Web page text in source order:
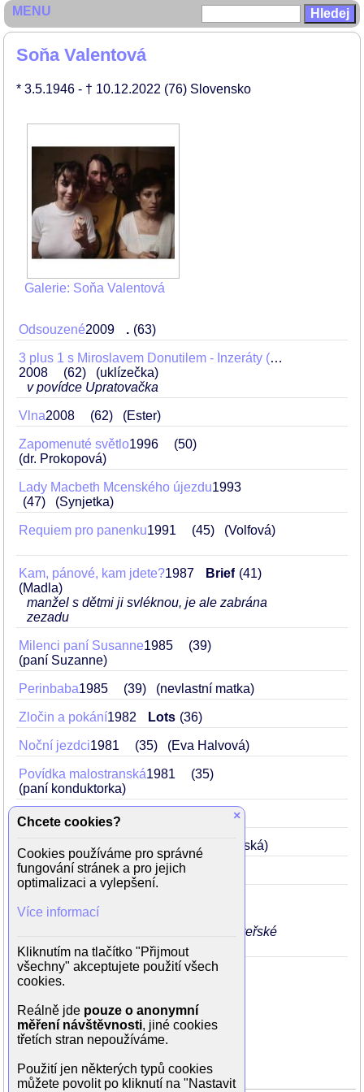
Soňa Valentová
* 3.5.1946 - † 10.12.2022 (76) Slovensko
Galerie: Soňa Valentová
Odsouzené2009 . 63
3 plus 1 s Miroslavem Donutilem - Inzeráty (Dvě plus jeden, Upratovačka, Kořeny)
2008
62
(uklízečka)
v povídce Upratovačka
Vlna2008 62 (Ester)
Zapomenuté světlo1996
50
(dr. Prokopová)
Lady Macbeth Mcenského újezdu1993
47
(Synjetka)
Requiem pro panenku1991 45 (Volfová)
Kam, pánové, kam jdete?1987 Brief 41
(Madla)
manžel s dětmi ji svléknou, je ale zabrána
zezadu
Milenci paní Susanne1985
39
(paní Suzanne)
Perinbaba1985 39 (nevlastní matka)
Zločin a pokání1982 Lots 36
Noční jezdci1981 35 (Eva Halvová)
Povídka malostranská1981
35
(paní konduktorka)
Nebezpečné známosti
Paleta lásky 1976 30 (Slavínská)
Zlozor1971 25 (Zuzka)
(Zuzana Voglicková)
Inkvizitor hledá ďáblovo znamení (mateřské
znaménko) na jejím nahém těle
Rodinné vztahy
dcera Katarina Hasprová
dcera Natália Hasprová
MENU
×
Chcete cookies?
Cookies používáme pro správné
fungování stránek a pro jejich
optimalizaci a vylepšení.
Více informací
Kliknutím na tlačítko "Přijmout
všechny" akceptujete použití všech
cookies.
Reálně jde pouze o anonymní
měření návštěvnosti, jiné cookies
třetích stran nepoužíváme.
Použití jen některých typů cookies
můžete povolit po kliknutí na "Nastavit